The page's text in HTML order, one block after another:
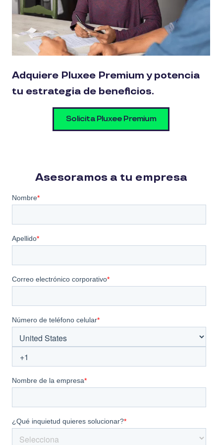
Adquiere Pluxee Premium y potencia
tu estrategia de beneficios.
Solicita Pluxee Premium
Asesoramos a tu empresa